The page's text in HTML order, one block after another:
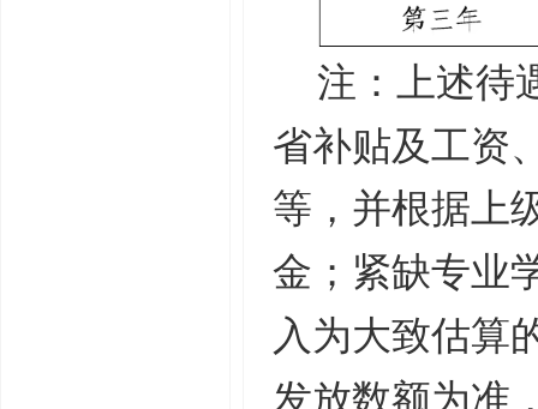
注：上述待
省补贴及工资
等，并根据上
金；紧缺专业
入为大致估算
发放数额为准